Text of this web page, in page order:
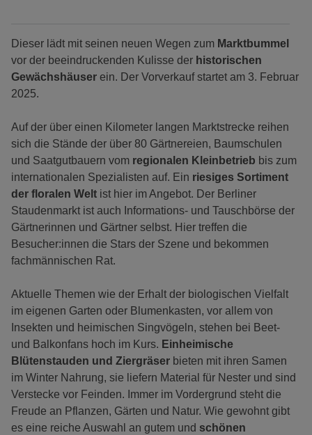
Dieser lädt mit seinen neuen Wegen zum Marktbummel
vor der beeindruckenden Kulisse der historischen
Gewächshäuser ein. Der Vorverkauf startet am 3. Februar
2025.
Auf der über einen Kilometer langen Marktstrecke reihen
sich die Stände der über 80 Gärtnereien, Baumschulen
und Saatgutbauern vom regionalen Kleinbetrieb bis zum
internationalen Spezialisten auf. Ein riesiges Sortiment
der floralen Welt ist hier im Angebot. Der Berliner
Staudenmarkt ist auch Informations- und Tauschbörse der
Gärtnerinnen und Gärtner selbst. Hier treffen die
Besucher:innen die Stars der Szene und bekommen
fachmännischen Rat.
Aktuelle Themen wie der Erhalt der biologischen Vielfalt
im eigenen Garten oder Blumenkasten, vor allem von
Insekten und heimischen Singvögeln, stehen bei Beet-
und Balkonfans hoch im Kurs. Einheimische
Blütenstauden und Ziergräser bieten mit ihren Samen
im Winter Nahrung, sie liefern Material für Nester und sind
Verstecke vor Feinden. Immer im Vordergrund steht die
Freude an Pflanzen, Gärten und Natur. Wie gewohnt gibt
es eine reiche Auswahl an gutem und schönen